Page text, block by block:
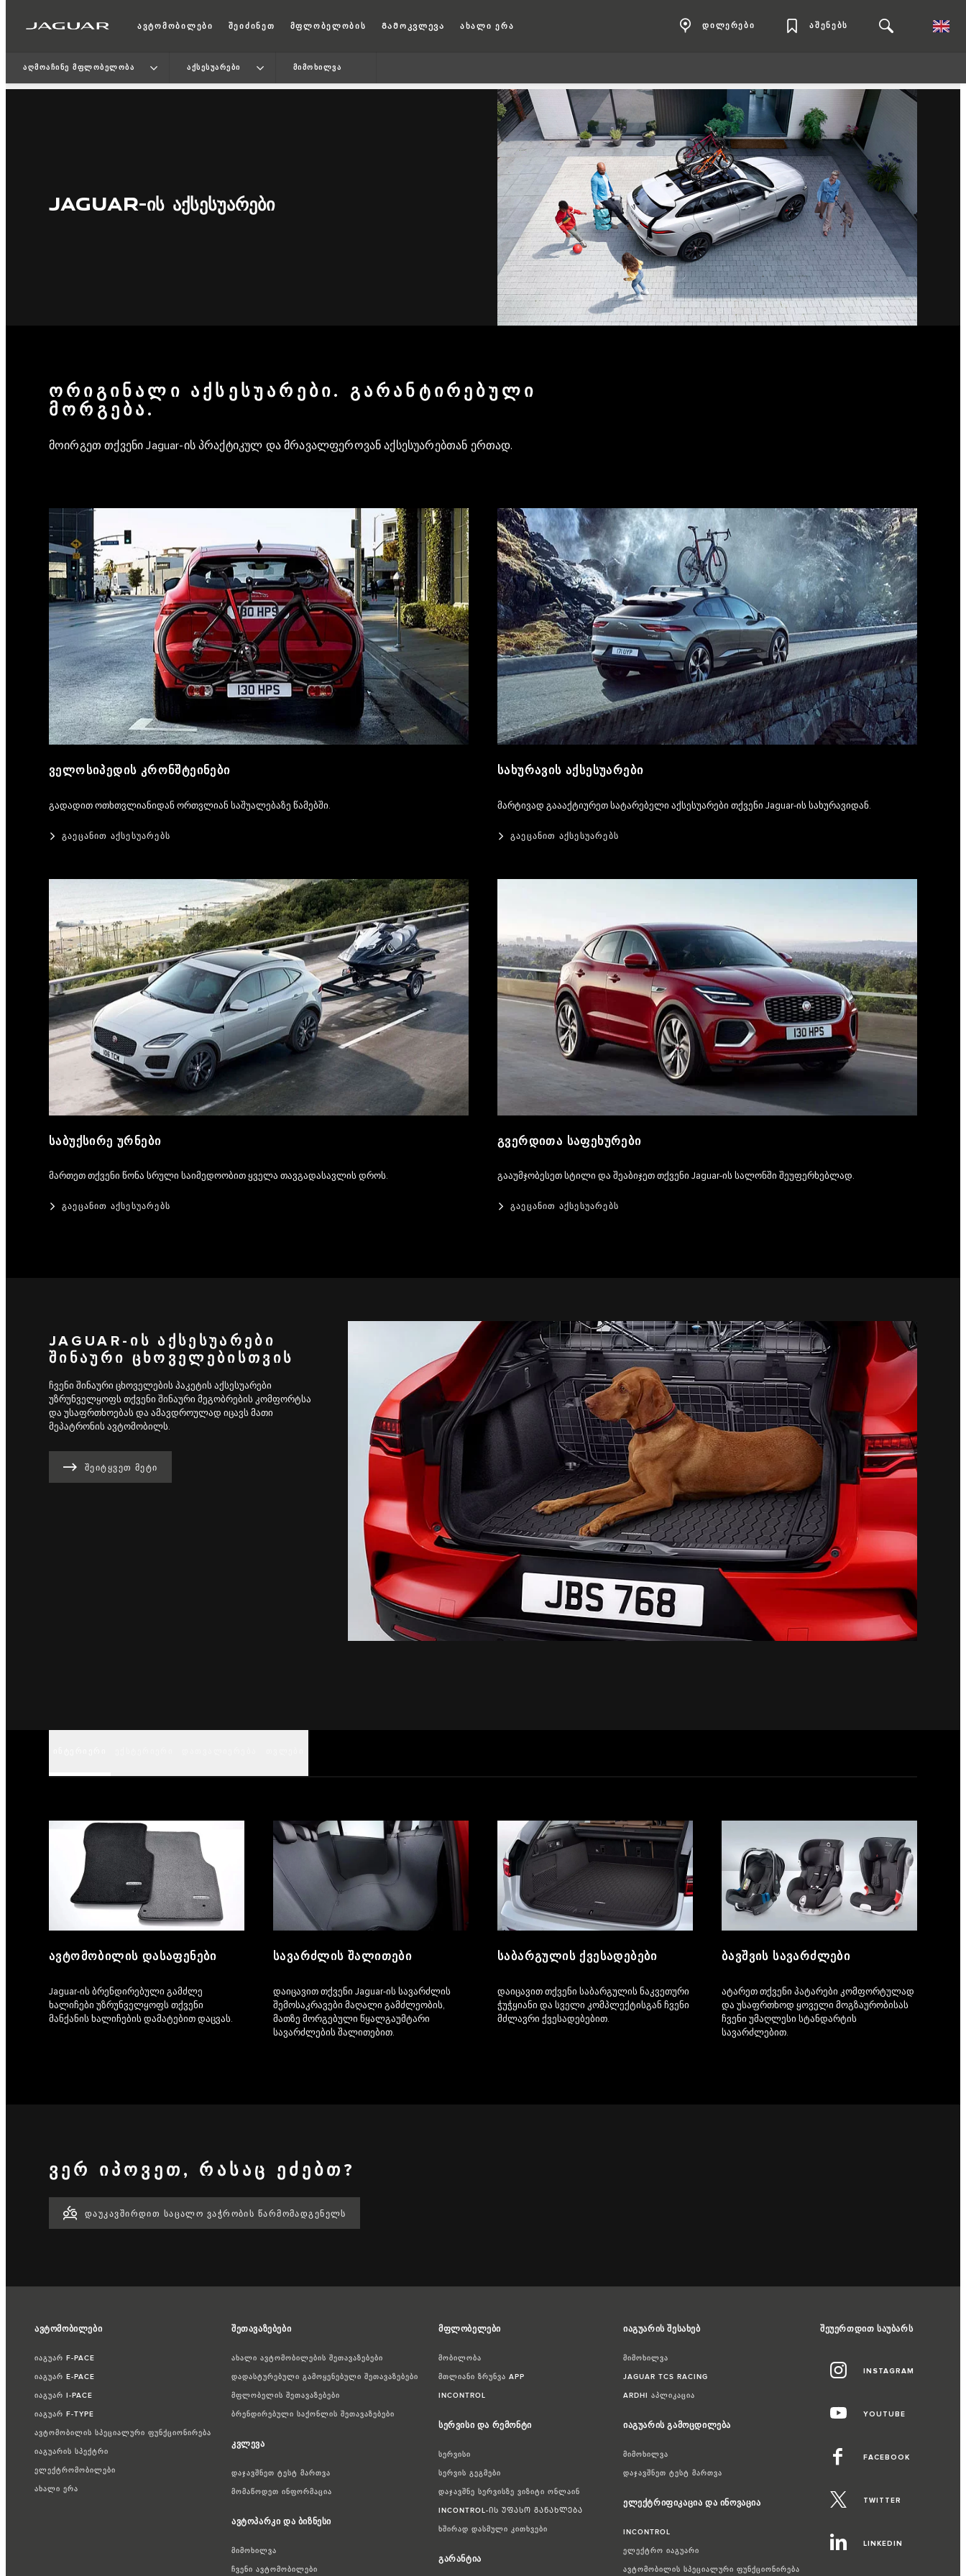
ავტომობილები შეიძინეთ მფლობელობის Გამოკვლევა ახალი ერა დილერები აშენებს
ᲐᲦᲛᲝᲐᲩᲘᲜᲔ ᲛᲤᲚᲝᲑᲔᲚᲝᲑᲐ ᲐᲥᲡᲔᲡᲣᲐᲠᲔᲑᲘ ᲛᲘᲛᲝᲮᲘᲚᲕᲐ
JAGUAR-ᲘᲡ ᲐᲥᲡᲔᲡᲣᲐᲠᲔᲑᲘ
ᲝᲠᲘᲒᲘᲜᲐᲚᲘ ᲐᲥᲡᲔᲡᲣᲐᲠᲔᲑᲘ. ᲒᲐᲠᲐᲜᲢᲘᲠᲔᲑᲣᲚᲘ
ᲛᲝᲠᲒᲔᲑᲐ.
მოირგეთ თქვენი Jaguar-ის პრაქტიკულ და მრავალფეროვან აქსესუარებთან ერთად.
ᲕᲔᲚᲝᲡᲘᲞᲔᲓᲘᲡ ᲙᲠᲝᲜᲨᲢᲔᲘᲜᲔᲑᲘ
გადადით ოთხთვლიანიდან ორთვლიან საშუალებაზე წამებში.
ᲒᲐᲔᲪᲐᲜᲘᲗ ᲐᲥᲡᲔᲡᲣᲐᲠᲔᲑᲡ
ᲡᲐᲮᲣᲠᲐᲕᲘᲡ ᲐᲥᲡᲔᲡᲣᲐᲠᲔᲑᲘ
მარტივად გაააქტიურეთ სატარებელი აქსესუარები თქვენი Jaguar-ის სახურავიდან.
ᲒᲐᲔᲪᲐᲜᲘᲗ ᲐᲥᲡᲔᲡᲣᲐᲠᲔᲑᲡ
ᲡᲐᲑᲣᲥᲡᲘᲠᲔ ᲣᲠᲜᲔᲑᲘ
მართეთ თქვენი წონა სრული საიმედოობით ყველა თავგადასავლის დროს.
ᲒᲐᲔᲪᲐᲜᲘᲗ ᲐᲥᲡᲔᲡᲣᲐᲠᲔᲑᲡ
ᲒᲕᲔᲠᲓᲘᲗᲐ ᲡᲐᲤᲔᲮᲣᲠᲔᲑᲘ
გააუმჯობესეთ სტილი და შეაბიჯეთ თქვენი Jaguar-ის სალონში შეუფერხებლად.
ᲒᲐᲔᲪᲐᲜᲘᲗ ᲐᲥᲡᲔᲡᲣᲐᲠᲔᲑᲡ
JAGUAR-ᲘᲡ ᲐᲥᲡᲔᲡᲣᲐᲠᲔᲑᲘ
ᲨᲘᲜᲐᲣᲠᲘ ᲪᲮᲝᲕᲔᲚᲔᲑᲘᲡᲗᲕᲘᲡ
ჩვენი შინაური ცხოველების პაკეტის აქსესუარები
უზრუნველყოფს თქვენი შინაური მეგობრების კომფორტსა
და უსაფრთხოებას და ამავდროულად იცავს მათი
მეპატრონის ავტომობილს.
ᲨᲔᲘᲢᲧᲕᲔᲗ ᲛᲔᲢᲘ
ᲐᲕᲢᲝᲛᲝᲑᲘᲚᲘᲡ ᲓᲐᲡᲐᲤᲔᲜᲔᲑᲘ
Jaguar-ის ბრენდირებული გამძლე
ხალიჩები უზრუნველყოფს თქვენი
მანქანის ხალიჩების დამატებით დაცვას.
ᲡᲐᲕᲐᲠᲫᲚᲘᲡ ᲨᲐᲚᲘᲗᲔᲑᲘ
დაიცავით თქვენი Jaguar-ის სავარძლის
შემოსაკრავები მაღალი გამძლეობის,
მათზე მორგებული წყალგაუმტარი
სავარძლების შალითებით.
ᲡᲐᲑᲐᲠᲒᲣᲚᲘᲡ ᲥᲕᲔᲡᲐᲓᲔᲑᲔᲑᲘ
დაიცავით თქვენი საბარგულის ნაკვეთური
ჭუჭყიანი და სველი კომპლექტისგან ჩვენი
მძლავრი ქვესადებებით.
ᲑᲐᲕᲨᲕᲘᲡ ᲡᲐᲕᲐᲠᲫᲚᲔᲑᲘ
ატარეთ თქვენი პატარები კომფორტულად
და უსაფრთხოდ ყოველი მოგზაურობისას
ჩვენი უმაღლესი სტანდარტის
სავარძლებით.
ᲕᲔᲠ ᲘᲞᲝᲕᲔᲗ, ᲠᲐᲡᲐᲪ ᲔᲫᲔᲑᲗ?
ᲓᲐᲣᲙᲐᲕᲨᲘᲠᲓᲘᲗ ᲡᲐᲪᲐᲚᲝ ᲕᲐᲭᲠᲝᲑᲘᲡ ᲬᲐᲠᲛᲝᲛᲐᲓᲒᲔᲜᲔᲚᲡ
ავტომობილები
იაგუარ F-PACE
იაგუარ E-PACE
იაგუარ I-PACE
იაგუარ F-TYPE
ავტომობილის სპეციალური ფუნქციონირება
იაგუარის სპექტრი
ელექტრომობილები
ახალი ერა
შეთავაზებები
ახალი ავტომობილების შეთავაზებები
დადასტურებული გამოყენებული შეთავაზებები
მფლობელის შეთავაზებები
ბრენდირებული საქონლის შეთავაზებები
კვლევა
დაჯავშნეთ ტესტ მართვა
მომაწოდეთ ინფორმაცია
ავტოპარკი და ბიზნესი
მიმოხილვა
ჩვენი ავტომობილები
მფლობელები
მობილობა
მთლიანი ზრუნვა APP
INCONTROL
სერვისი და რემონტი
სერვისი
სერვის გეგმები
დაჯავშნე სერვისზე ვიზიტი ონლაინ
INCONTROL-ᲘᲡ ᲣᲤᲐᲡᲝ ᲒᲐᲜᲐᲮᲚᲔᲑᲐ
ხშირად დასმული კითხვები
გარანტია
იაგუარის შესახებ
მიმოხილვა
JAGUAR TCS RACING
ARDHI აპლიკაცია
იაგუარის გამოცდილება
მიმოხილვა
დაჯავშნეთ ტესტ მართვა
ელექტრიფიკაცია და ინოვაცია
INCONTROL
ელექტრო იაგუარი
ავტომობილის სპეციალური ფუნქციონირება
შეუერთდით საუბარს
INSTAGRAM
YOUTUBE
FACEBOOK
TWITTER
LINKEDIN